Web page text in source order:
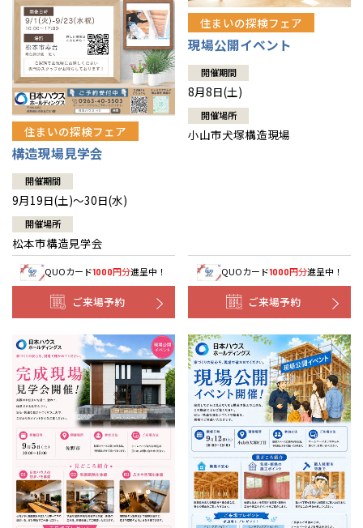
住まいの探検フェア
構造現場見学会
開催期間
9月19日(土)～30日(水)
開催場所
松本市構造見学会
QUOカード1000円分進呈中！
ご来場予約
住まいの探検フェア
現場公開イベント
開催期間
8月8日(土)
開催場所
小山市犬塚構造現場
QUOカード1000円分進呈中！
ご来場予約